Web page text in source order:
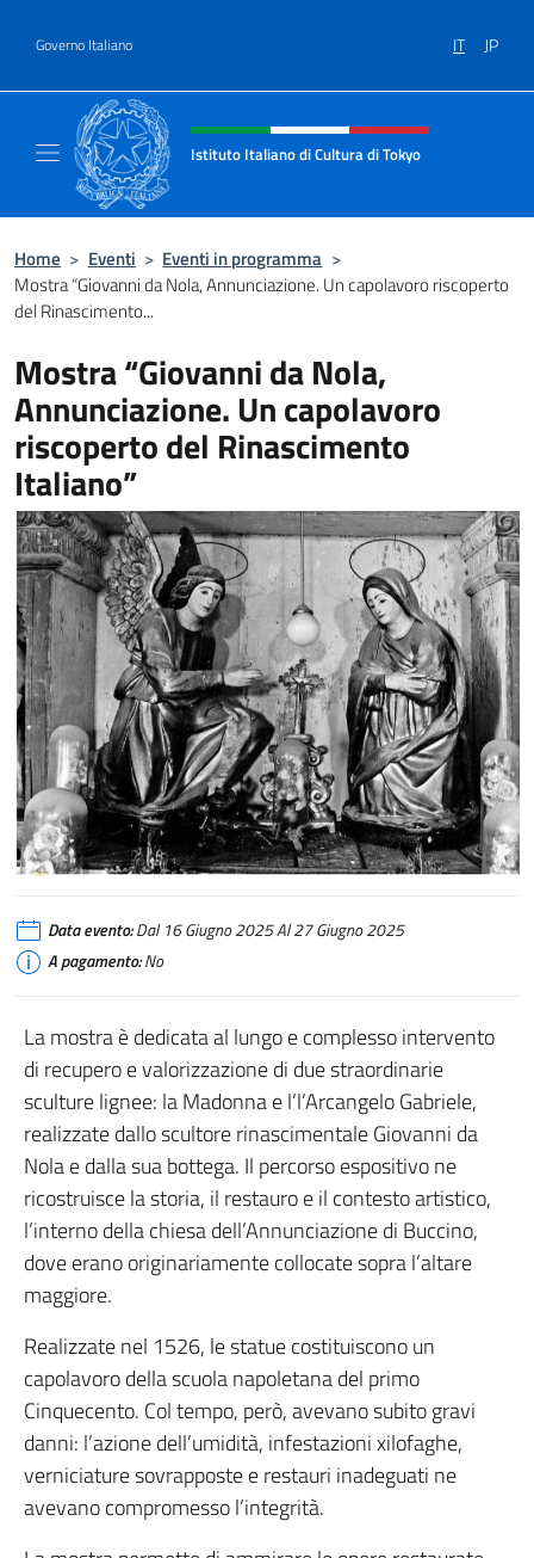
Governo Italiano IT JP
Intestazione sito, social e menù
Istituto Italiano di Cultura di Tokyo
Home > Eventi > Eventi in programma >
Mostra “Giovanni da Nola, Annunciazione. Un capolavoro riscoperto
del Rinascimento...
Mostra “Giovanni da Nola,
Annunciazione. Un capolavoro
riscoperto del Rinascimento
Italiano”
Data evento:Dal 16 Giugno 2025 Al 27 Giugno 2025
A pagamento:No
La mostra è dedicata al lungo e complesso intervento
di recupero e valorizzazione di due straordinarie
sculture lignee: la Madonna e l’l’Arcangelo Gabriele,
realizzate dallo scultore rinascimentale Giovanni da
Nola e dalla sua bottega. Il percorso espositivo ne
ricostruisce la storia, il restauro e il contesto artistico,
l’interno della chiesa dell’Annunciazione di Buccino,
dove erano originariamente collocate sopra l’altare
maggiore.
Realizzate nel 1526, le statue costituiscono un
capolavoro della scuola napoletana del primo
Cinquecento. Col tempo, però, avevano subito gravi
danni: l’azione dell’umidità, infestazioni xilofaghe,
verniciature sovrapposte e restauri inadeguati ne
avevano compromesso l’integrità.